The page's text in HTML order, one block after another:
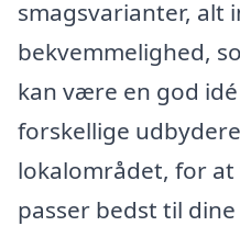
smagsvarianter, alt
bekvemmelighed,
kan være en god
forskellige
lokalområdet, for
passer bedst til